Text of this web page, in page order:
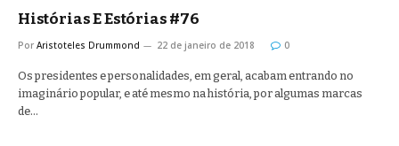
Histórias E Estórias #76
Por Aristoteles Drummond 22 de janeiro de 2018 0
Os presidentes e personalidades, em geral, acabam entrando no
imaginário popular, e até mesmo na história, por algumas marcas
de…